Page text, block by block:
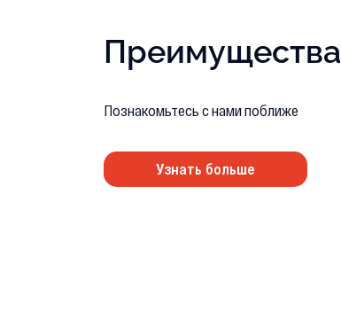
Преимущества
Познакомьтесь с нами поближе
Узнать больше